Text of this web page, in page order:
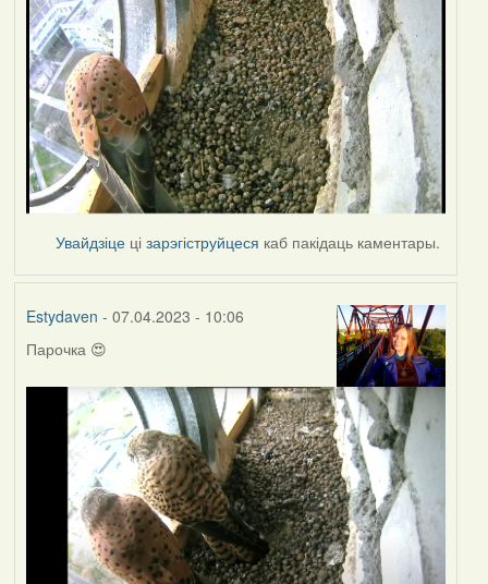
Увайдзіце цізарэгіструйцеся каб пакідаць каментары.
Estydaven - 07.04.2023 - 10:06
Парочка 😍